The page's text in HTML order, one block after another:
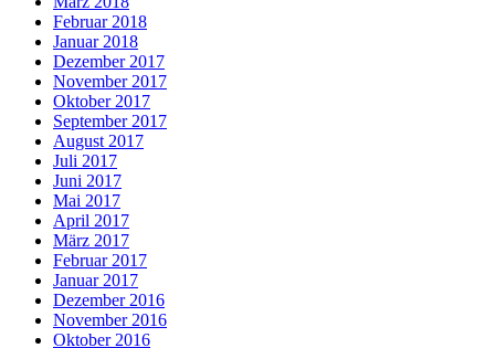
Februar 2018
Januar 2018
Dezember 2017
November 2017
Oktober 2017
September 2017
August 2017
Juli 2017
Juni 2017
Mai 2017
April 2017
März 2017
Februar 2017
Januar 2017
Dezember 2016
November 2016
Oktober 2016